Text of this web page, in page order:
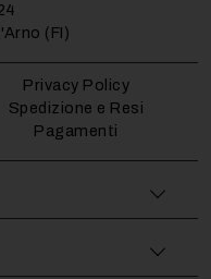
(FI)
Privacy Policy
Spedizione e Resi
Pagamenti